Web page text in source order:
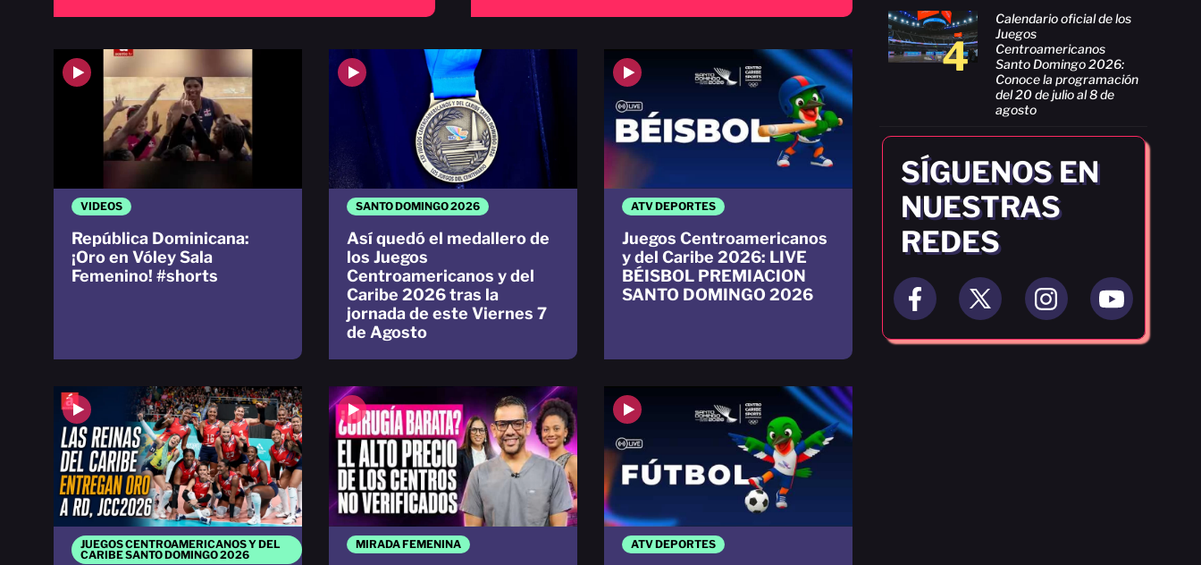
4
Calendario oficial de los
Juegos
Centroamericanos
Santo Domingo 2026:
Conoce la programación
del 20 de julio al 8 de
agosto
SÍGUENOS EN
NUESTRAS
REDES
VIDEOS
República Dominicana:
¡Oro en Vóley Sala
Femenino! #shorts
SANTO DOMINGO 2026
Así quedó el medallero de
los Juegos
Centroamericanos y del
Caribe 2026 tras la
jornada de este Viernes 7
de Agosto
ATV DEPORTES
Juegos Centroamericanos
y del Caribe 2026: LIVE
BÉISBOL PREMIACION
SANTO DOMINGO 2026
JUEGOS CENTROAMERICANOS Y DEL
CARIBE SANTO DOMINGO 2026
MIRADA FEMENINA ATV DEPORTES